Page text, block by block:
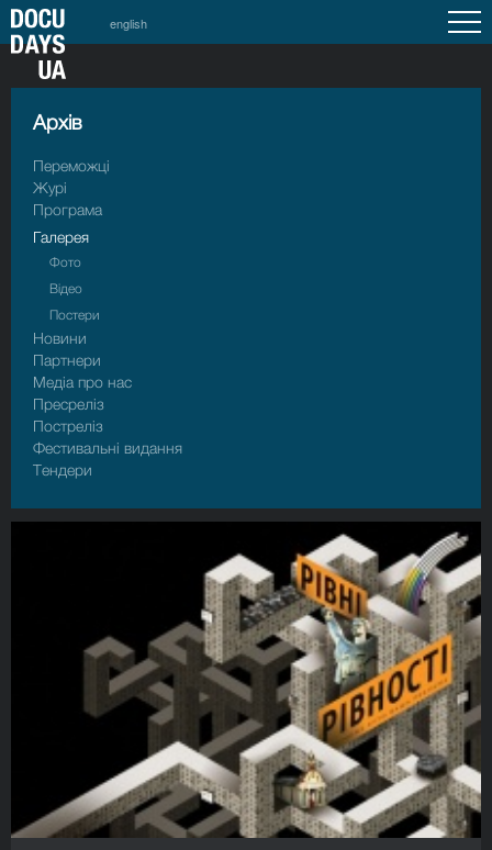
english
Архiв
Переможці
Журі
Програма
Галерея
Фото
Відео
Постери
Новини
Партнери
Медіа про нас
Пресрелiз
Пострелiз
Фестивальні видання
Тендери